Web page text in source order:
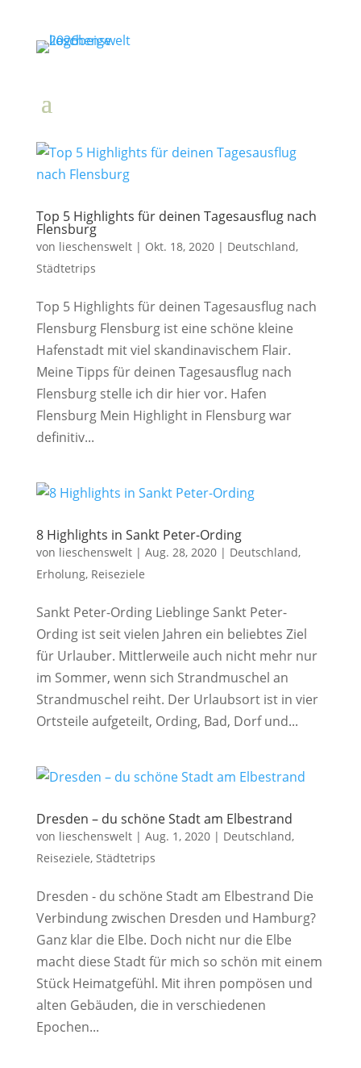
Top 5 Highlights für deinen Tagesausflug nach
Flensburg
von lieschenswelt| Okt. 18, 2020| Deutschland,
Städtetrips
Top 5 Highlights für deinen Tagesausflug nach
Flensburg Flensburg ist eine schöne kleine
Hafenstadt mit viel skandinavischem Flair.
Meine Tipps für deinen Tagesausflug nach
Flensburg stelle ich dir hier vor. Hafen
Flensburg Mein Highlight in Flensburg war
definitiv...
8 Highlights in Sankt Peter-Ording
von lieschenswelt| Aug. 28, 2020| Deutschland,
Erholung, Reiseziele
Sankt Peter-Ording Lieblinge Sankt Peter-
Ording ist seit vielen Jahren ein beliebtes Ziel
für Urlauber. Mittlerweile auch nicht mehr nur
im Sommer, wenn sich Strandmuschel an
Strandmuschel reiht. Der Urlaubsort ist in vier
Ortsteile aufgeteilt, Ording, Bad, Dorf und...
Dresden – du schöne Stadt am Elbestrand
von lieschenswelt| Aug. 1, 2020| Deutschland,
Reiseziele, Städtetrips
Dresden - du schöne Stadt am Elbestrand Die
Verbindung zwischen Dresden und Hamburg?
Ganz klar die Elbe. Doch nicht nur die Elbe
macht diese Stadt für mich so schön mit einem
Stück Heimatgefühl. Mit ihren pompösen und
alten Gebäuden, die in verschiedenen
Epochen...